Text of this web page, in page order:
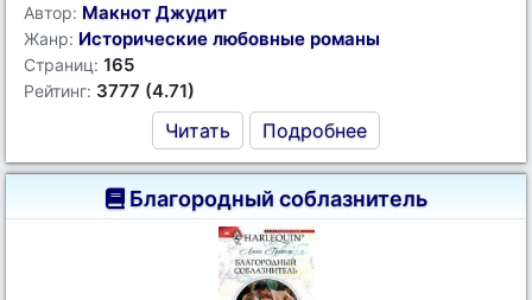
Автор: Макнот Джудит
Жанр: Исторические любовные романы
Страниц: 165
Рейтинг: 3777 (4.71)
Читать Подробнее
Благородный соблазнитель